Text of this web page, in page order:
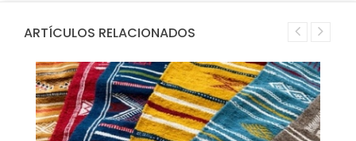
ARTÍCULOS RELACIONADOS